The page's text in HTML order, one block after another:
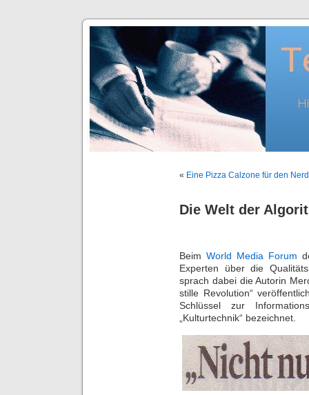
« Eine Pizza Calzone für den Nerd
Die Welt der
Beim World Media Forum
Experten über die
sprach dabei die Autorin
stille Revolution“
Schlüssel zur
„Kulturtechnik“ bezeichnet.